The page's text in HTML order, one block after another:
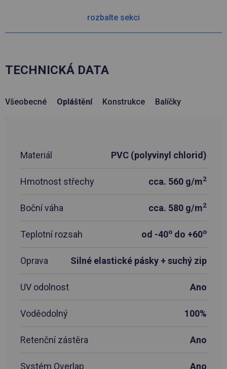
rozbalte sekci
TECHNICKÁ DATA
Všeobecné Opláštění Konstrukce Balíčky
Materiál PVC (polyvinyl chlorid)
Hmotnost střechy cca. 560 g/m2
Boční váha cca. 580 g/m2
Teplotní rozsah od -40o do +60o
Oprava Silné elastické pásky + suchý zip
UV odolnost Ano
Voděodolný 100%
Retenční zástěra Ano
Systém Overlap Ano